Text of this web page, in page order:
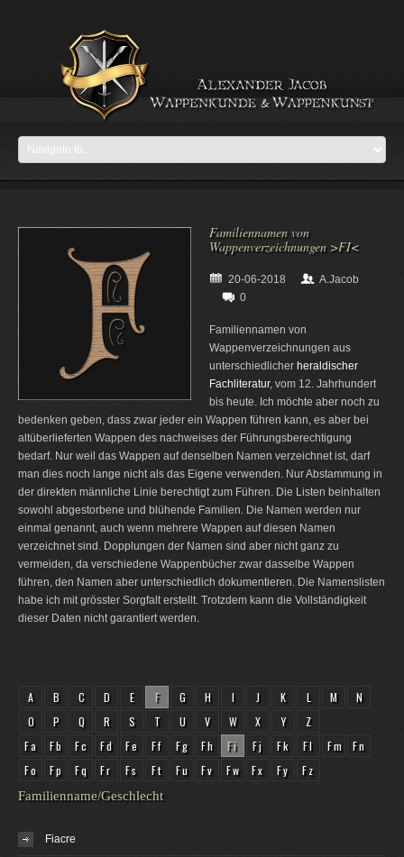
Familiennamen von
Wappenverzeichnungen >FI<
20-06-2018
A.Jacob
0
Familiennamen von
Wappenverzeichnungen aus
unterschiedlicher heraldischer
Fachliteratur, vom 12. Jahrhundert
bis heute. Ich möchte aber noch zu
bedenken geben, dass zwar jeder ein Wappen führen kann, es aber bei
altüberlieferten Wappen des nachweises der Führungsberechtigung
bedarf. Nur weil das Wappen auf denselben Namen verzeichnet ist, darf
man dies noch lange nicht als das Eigene verwenden. Nur Abstammung in
der direkten männliche Linie berechtigt zum Führen. Die Listen beinhalten
sowohl abgestorbene und blühende Familien. Die Namen werden nur
einmal genannt, auch wenn mehrere Wappen auf diesen Namen
verzeichnet sind. Dopplungen der Namen sind aber nicht ganz zu
vermeiden, da verschiedene Wappenbücher zwar dasselbe Wappen
führen, den Namen aber unterschiedlich dokumentieren. Die Namenslisten
habe ich mit grösster Sorgfalt erstellt. Trotzdem kann die Vollständigkeit
dieser Daten nicht garantiert werden.
A B C D E F G H I J K L M
N
O
P Q R S T U V W X Y
Z
Fa
Fb Fc Fd Fe Ff Fg Fh Fi Fj Fk Fl Fm
Fn
Fo
Fp Fq Fr Fs Ft Fu Fv Fw Fx Fy Fz
Familienname/Geschlecht
Fiacre